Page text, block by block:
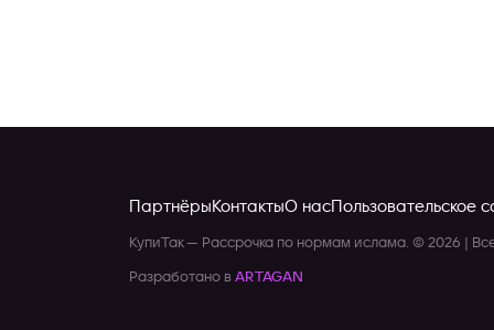
ПартнёрыКонтактыО насПользовательское
КупиТак — Рассрочка по нормам ислама. © 2026 |
Разработано в ARTAGAN